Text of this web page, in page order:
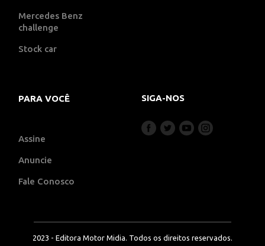
Mercedes Benz
challenge
Stock car
PARA VOCÊ
Assine
Anuncie
Fale Conosco
SIGA-NOS
2023 - Editora Motor Midia. Todos os direitos reservados.